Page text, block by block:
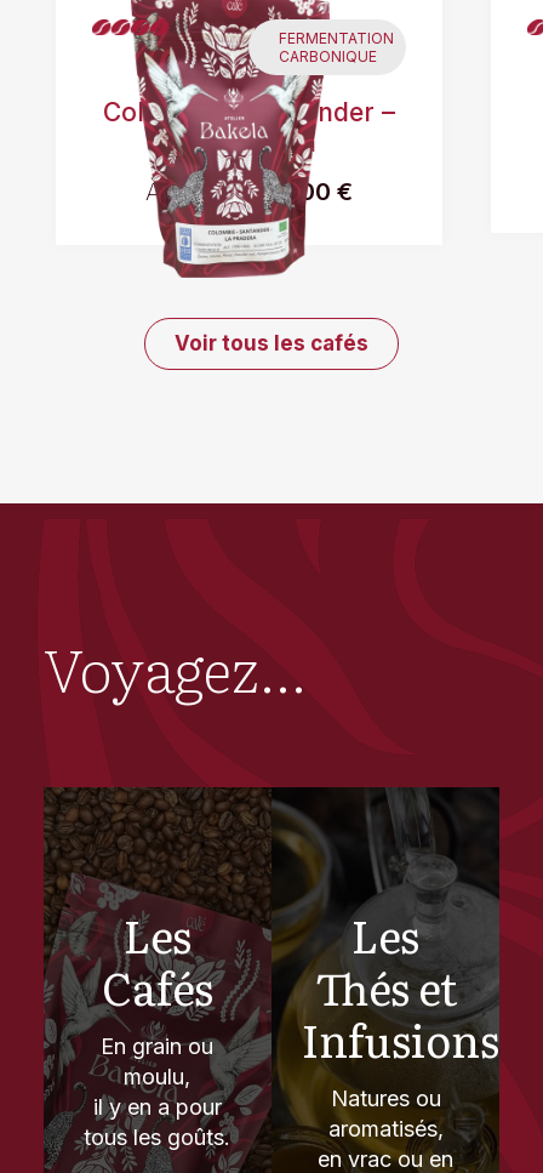
FERMENTATION
CARBONIQUE
Colombie – Santander –
La Pradera
À partir de16,00 €
Voir tous les cafés
Voyagez...
Les
Cafés
En grain ou
moulu,
il y en a pour
tous les goûts.
Les
Thés et
Infusions
Natures ou
aromatisés,
en vrac ou en